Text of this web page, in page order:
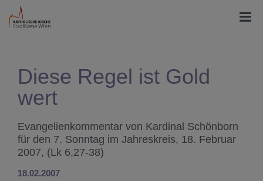
Diese Regel ist Gold
wert
Evangelienkommentar von Kardinal Schönborn
für den 7. Sonntag im Jahreskreis, 18. Februar
2007, (Lk 6,27-38)
18.02.2007